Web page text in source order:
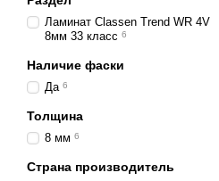
Ламинат Classen Trend WR 4V
8мм 33 класс 6
Наличие фаски
Да 6
Толщина
8 мм 6
Страна производитель